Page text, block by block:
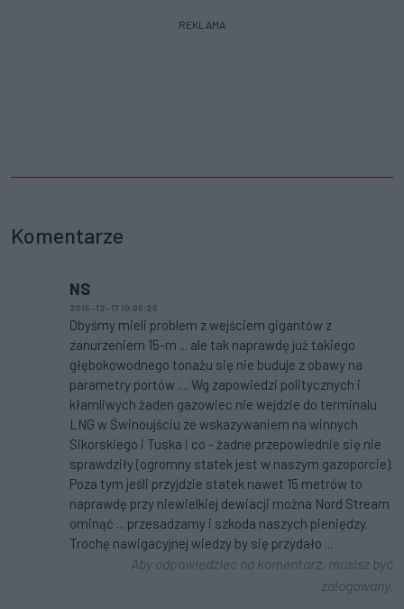
REKLAMA
Komentarze
NS
2015-12-17 10:06:25
Obyśmy mieli problem z wejściem gigantów z
zanurzeniem 15-m ... ale tak naprawdę już takiego
głębokowodnego tonażu się nie buduje z obawy na
parametry portów .... Wg zapowiedzi politycznych i
kłamliwych żaden gazowiec nie wejdzie do terminalu
LNG w Świnoujściu ze wskazywaniem na winnych
Sikorskiego i Tuska i co - żadne przepowiednie się nie
sprawdziły (ogromny statek jest w naszym gazoporcie).
Poza tym jeśli przyjdzie statek nawet 15 metrów to
naprawdę przy niewielkiej dewiacji można Nord Stream
ominąć ... przesadzamy i szkoda naszych pieniędzy.
Trochę nawigacyjnej wiedzy by się przydało ...
Aby odpowiedzieć na komentarz, musisz być
zalogowany.